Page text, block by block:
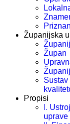
Županijska
Župan
Propisi
I.
uprave